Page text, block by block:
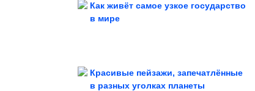
Как живёт самое узкое государство
в мире
Красивые пейзажи, запечатлённые
в разных уголках планеты